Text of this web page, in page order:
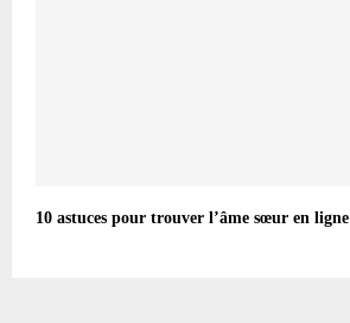
10 astuces pour trouver l’âme sœur en ligne